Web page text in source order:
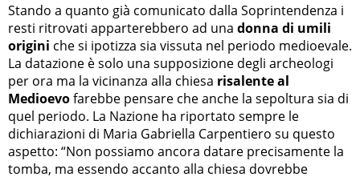
Stando a quanto già comunicato dalla Soprintendenza i
resti ritrovati apparterebbero ad una donna di umili
origini che si ipotizza sia vissuta nel periodo medioevale.
La datazione è solo una supposizione degli archeologi
per ora ma la vicinanza alla chiesa risalente al
Medioevofarebbe pensare che anche la sepoltura sia di
quel periodo. La Nazione ha riportato sempre le
dichiarazioni di Maria Gabriella Carpentiero su questo
aspetto: “Non possiamo ancora datare precisamente la
tomba, ma essendo accanto alla chiesa dovrebbe